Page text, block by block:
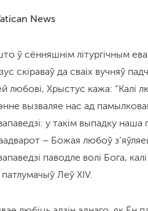
News
ў сённяшнім літургічным
скіраваў да сваіх вучняў
любові, Хрыстус кажа: “Калі
вызваляе нас ад
у такім выпадку
– Божая любоў
паводле волі Бога,
Леў XIV.